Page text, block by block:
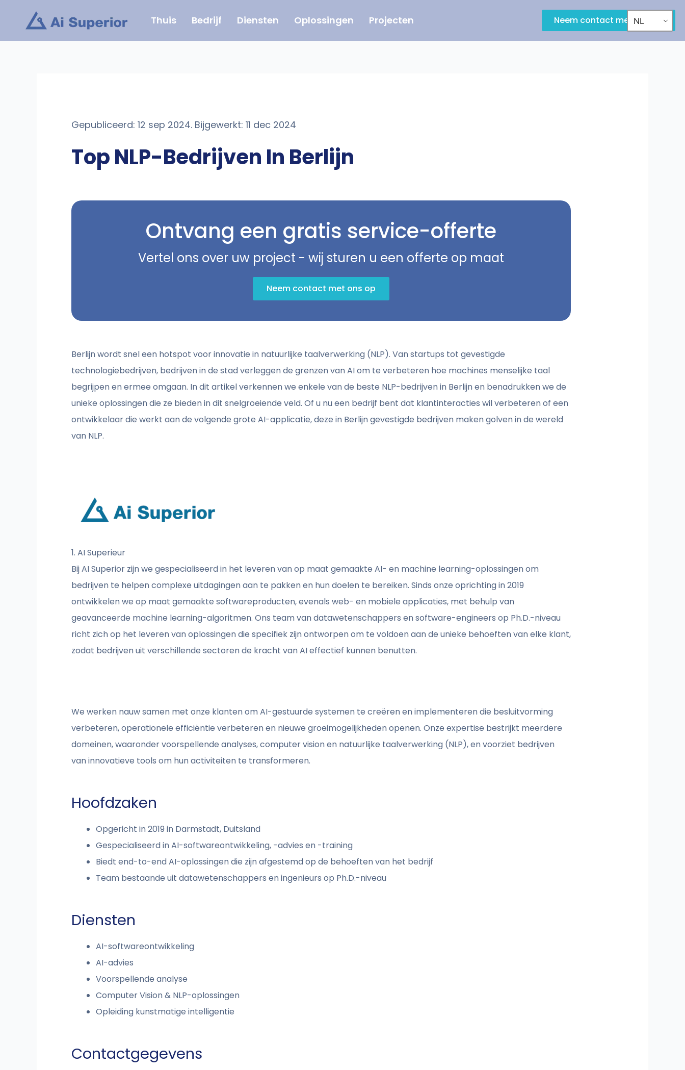
Thuis Bedrijf Diensten Oplossingen Projecten Neem contact met ons op
NL
Gepubliceerd: 12 sep 2024. Bijgewerkt: 11 dec 2024
Top NLP-Bedrijven In Berlijn
Ontvang een gratis service-offerte
Vertel ons over uw project - wij sturen u een offerte op maat
Neem contact met ons op
Berlijn wordt snel een hotspot voor innovatie in natuurlijke taalverwerking (NLP). Van startups tot gevestigde
technologiebedrijven, bedrijven in de stad verleggen de grenzen van AI om te verbeteren hoe machines menselijke taal
begrijpen en ermee omgaan. In dit artikel verkennen we enkele van de beste NLP-bedrijven in Berlijn en benadrukken we de
unieke oplossingen die ze bieden in dit snelgroeiende veld. Of u nu een bedrijf bent dat klantinteracties wil verbeteren of een
ontwikkelaar die werkt aan de volgende grote AI-applicatie, deze in Berlijn gevestigde bedrijven maken golven in de wereld
van NLP.
1. AI Superieur
Bij AI Superior zijn we gespecialiseerd in het leveren van op maat gemaakte AI- en machine learning-oplossingen om
bedrijven te helpen complexe uitdagingen aan te pakken en hun doelen te bereiken. Sinds onze oprichting in 2019
ontwikkelen we op maat gemaakte softwareproducten, evenals web- en mobiele applicaties, met behulp van
geavanceerde machine learning-algoritmen. Ons team van datawetenschappers en software-engineers op Ph.D.-niveau
richt zich op het leveren van oplossingen die specifiek zijn ontworpen om te voldoen aan de unieke behoeften van elke klant,
zodat bedrijven uit verschillende sectoren de kracht van AI effectief kunnen benutten.
We werken nauw samen met onze klanten om AI-gestuurde systemen te creëren en implementeren die besluitvorming
verbeteren, operationele efficiëntie verbeteren en nieuwe groeimogelijkheden openen. Onze expertise bestrijkt meerdere
domeinen, waaronder voorspellende analyses, computer vision en natuurlijke taalverwerking (NLP), en voorziet bedrijven
van innovatieve tools om hun activiteiten te transformeren.
Hoofdzaken
Opgericht in 2019 in Darmstadt, Duitsland
Gespecialiseerd in AI-softwareontwikkeling, -advies en -training
Biedt end-to-end AI-oplossingen die zijn afgestemd op de behoeften van het bedrijf
Team bestaande uit datawetenschappers en ingenieurs op Ph.D.-niveau
Diensten
AI-softwareontwikkeling
AI-advies
Voorspellende analyse
Computer Vision & NLP-oplossingen
Opleiding kunstmatige intelligentie
Contactgegevens